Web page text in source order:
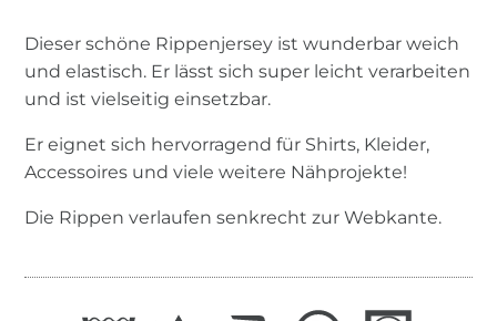
Dieser schöne Rippenjersey ist wunderbar weich
und elastisch. Er lässt sich super leicht verarbeiten
und ist vielseitig einsetzbar.
Er eignet sich hervorragend für Shirts, Kleider,
Accessoires und viele weitere Nähprojekte!
Die Rippen verlaufen senkrecht zur Webkante.